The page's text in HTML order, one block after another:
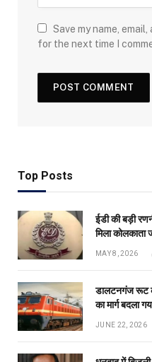
Save my name,
for the next time I
Top Posts
ईडी की बड़ी
मिला कोलकाता
MAY 8, 2026
डालटनगंज रूट
का मार्ग बदला
JUNE 22, 2026